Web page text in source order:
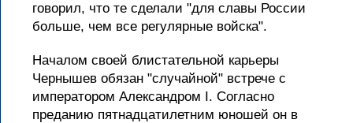
говорил, что те сделали "для славы России
больше, чем все регулярные войска".
Началом своей блистательной карьеры
Чернышев обязан "случайной" встрече с
императором Александром I. Согласно
преданию пятнадцатилетним юношей он в